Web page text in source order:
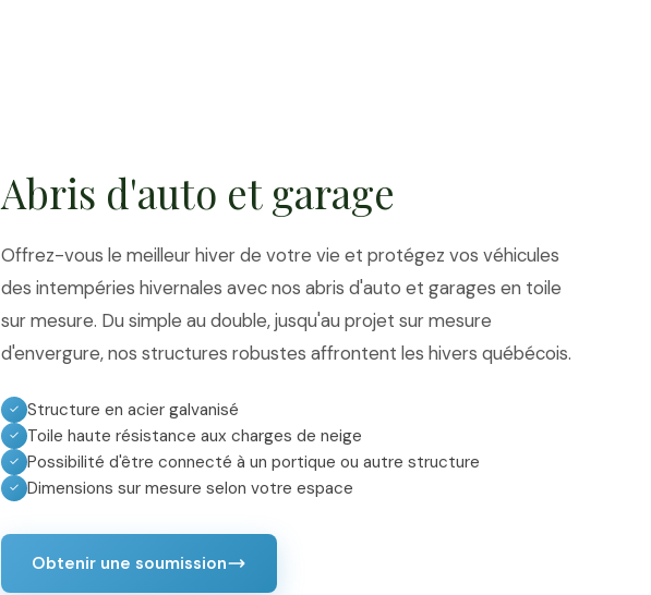
Abris d'auto et garage
Offrez-vous le meilleur hiver de votre vie et protégez vos véhicules
des intempéries hivernales avec nos abris d'auto et garages en toile
sur mesure. Du simple au double, jusqu'au projet sur mesure
d'envergure, nos structures robustes affrontent les hivers québécois.
✓ Structure en acier galvanisé
✓ Toile haute résistance aux charges de neige
✓ Possibilité d'être connecté à un portique ou autre structure
✓ Dimensions sur mesure selon votre espace
Obtenir une soumission